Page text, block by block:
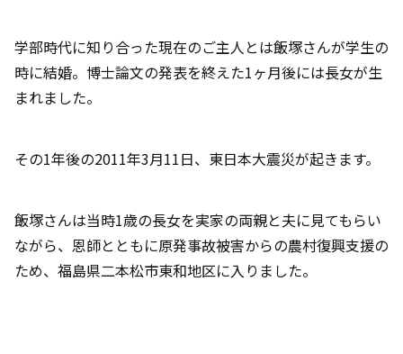
学部時代に知り合った現在のご主人とは飯塚さんが学生の
時に結婚。博士論文の発表を終えた1ヶ月後には長女が生
まれました。
その1年後の2011年3月11日、東日本大震災が起きます。
飯塚さんは当時1歳の長女を実家の両親と夫に見てもらい
ながら、恩師とともに原発事故被害からの農村復興支援の
ため、福島県二本松市東和地区に入りました。